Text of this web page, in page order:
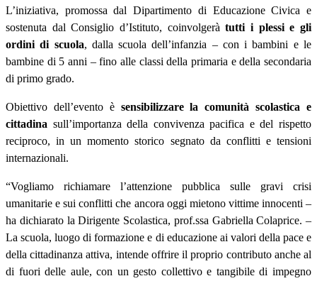
L’iniziativa, promossa dal Dipartimento di Educazione Civica e
sostenuta dal Consiglio d’Istituto, coinvolgeràtutti i plessi e gli
ordini di scuola, dalla scuola dell’infanzia – con i bambini e le
bambine di 5 anni – fino alle classi della primaria e della secondaria
di primo grado.
Obiettivo dell’evento è sensibilizzare la comunità scolastica e
cittadina sull’importanza della convivenza pacifica e del rispetto
reciproco, in un momento storico segnato da conflitti e tensioni
internazionali.
“Vogliamo richiamare l’attenzione pubblica sulle gravi crisi
umanitarie e sui conflitti che ancora oggi mietono vittime innocenti –
ha dichiarato la Dirigente Scolastica, prof.ssa Gabriella Colaprice. –
La scuola, luogo di formazione e di educazione ai valori della pace e
della cittadinanza attiva, intende offrire il proprio contributo anche al
di fuori delle aule, con un gesto collettivo e tangibile di impegno